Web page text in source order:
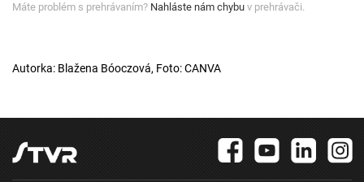
Máte problém s prehrávaním? Nahláste nám chybu v prehrávači.
Autorka: Blažena Bóoczová, Foto: CANVA